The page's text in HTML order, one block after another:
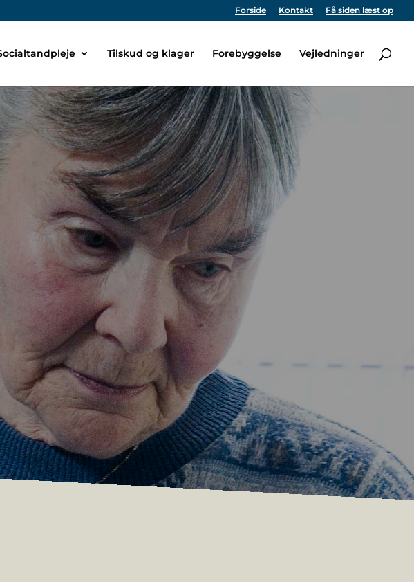
Forside Kontakt Få siden læst op
Tilskud og klager Forebyggelse Vejledninger